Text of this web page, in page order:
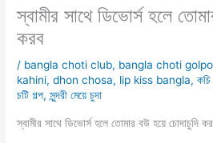
স্বামীর সাথে ডিভোর্স হলে
করব
/ bangla choti club, bangla choti
kahini,dhon chosa, lip kiss bangla,
চটি গল্প,সুন্দরী মেয়ে চুদা
স্বামীর সাথে ডিভোর্স হলে তোমার বউ হয়ে চোদাচুদি